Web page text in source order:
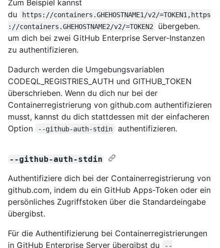
Zum Beispiel kannst
du
https://containers.GHEHOSTNAME1/v2/=TOKEN1,https
://containers.GHEHOSTNAME2/v2/=TOKEN2
übergeben.
um dich bei zwei GitHub Enterprise Server-Instanzen
zu authentifizieren.
Dadurch werden die Umgebungsvariablen
CODEQL_REGISTRIES_AUTH und GITHUB_TOKEN
überschrieben. Wenn du dich nur bei der
Containerregistrierung von github.com authentifizieren
musst, kannst du dich stattdessen mit der einfacheren
Option
--github-auth-stdin authentifizieren.
--github-auth-stdin
Authentifiziere dich bei der Containerregistrierung von
github.com, indem du ein GitHub Apps-Token oder ein
persönliches Zugriffstoken über die Standardeingabe
übergibst.
Für die Authentifizierung bei Containerregistrierungen
in GitHub Enterprise Server übergibst du
--